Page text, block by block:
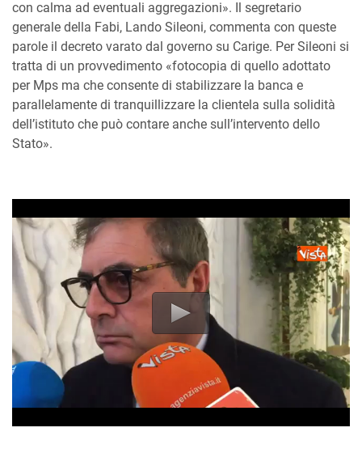
con calma ad eventuali aggregazioni». Il segretario
generale della Fabi, Lando Sileoni, commenta con queste
parole il decreto varato dal governo su Carige. Per Sileoni si
tratta di un provvedimento «fotocopia di quello adottato
per Mps ma che consente di stabilizzare la banca e
parallelamente di tranquillizzare la clientela sulla solidità
dell’istituto che può contare anche sull’intervento dello
Stato».